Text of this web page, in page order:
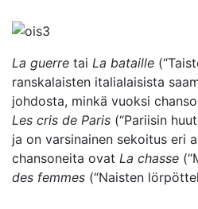
La guerre tai La bataille
ranskalaisten italialaisista
johdosta, minkä vuoksi
Les cris de Paris (“Pariisin
ja on varsinainen sekoitus eri
chansoneita ovat La chasse
des femmes (“Naisten